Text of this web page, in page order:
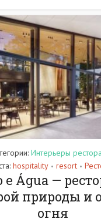
Интерьеры
hospitality • resort •
e Água —
природы и
огня